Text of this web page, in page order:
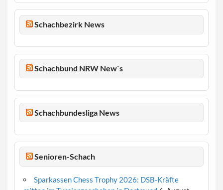
Schachbezirk News
Schachbund NRW New`s
Schachbundesliga News
Senioren-Schach
Sparkassen Chess Trophy 2026: DSB-Kräfte